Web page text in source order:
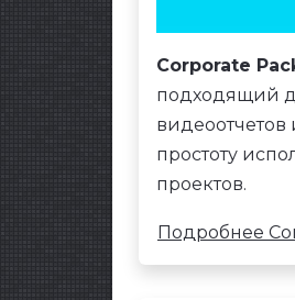
Corporate
подходящий
простоту
проектов.
Подробнее